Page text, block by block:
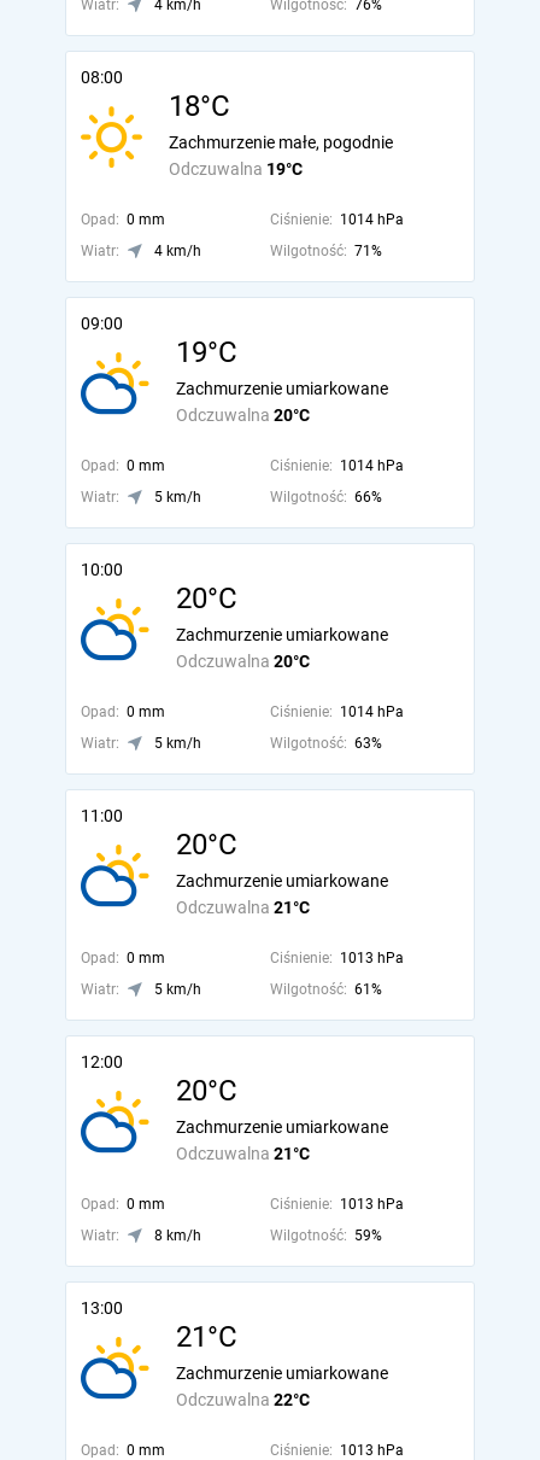
Wiatr: 4 km/h Wilgotność: 76%
08:00
18°C
Odczuwalna 19°C
Zachmurzenie małe, pogodnie
Opad: 0 mm Ciśnienie: 1014 hPa
Wiatr:
4 km/h Wilgotność: 71%
09:00
19°C
Odczuwalna 20°C
Zachmurzenie umiarkowane
Opad: 0 mm Ciśnienie: 1014 hPa
Wiatr:
5 km/h Wilgotność: 66%
10:00
20°C
Odczuwalna 20°C
Zachmurzenie umiarkowane
Opad: 0 mm Ciśnienie: 1014 hPa
Wiatr:
5 km/h Wilgotność: 63%
11:00
20°C
Odczuwalna 21°C
Zachmurzenie umiarkowane
Opad: 0 mm Ciśnienie: 1013 hPa
Wiatr:
5 km/h Wilgotność: 61%
12:00
20°C
Odczuwalna 21°C
Zachmurzenie umiarkowane
Opad: 0 mm Ciśnienie: 1013 hPa
Wiatr:
8 km/h Wilgotność: 59%
13:00
21°C
Odczuwalna 22°C
Zachmurzenie umiarkowane
Opad: 0 mm Ciśnienie: 1013 hPa